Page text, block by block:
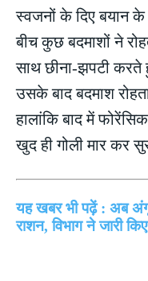
स्वजनों के दिए बयान के
बीच कुछ बदमाशों ने
साथ छीना-झपटी करते
उसके बाद बदमाश
हालांकि बाद में
खुद ही गोली मार कर
यह खबर भी पढ़ें : अब
राशन, विभाग ने जारी